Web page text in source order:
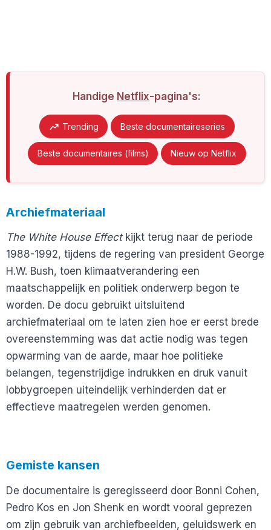
Handige Netflix-pagina's:
Trending Beste documentaireseries
Beste documentaires (films) Nieuw op Netflix
Archiefmateriaal
The White House Effectkijkt terug naar de periode
1988-1992, tijdens de regering van president George
H.W. Bush, toen klimaatverandering een
maatschappelijk en politiek onderwerp begon te
worden. De docu gebruikt uitsluitend
archiefmateriaal om te laten zien hoe er eerst brede
overeenstemming was dat actie nodig was tegen
opwarming van de aarde, maar hoe politieke
belangen, tegenstrijdige indrukken en druk vanuit
lobbygroepen uiteindelijk verhinderden dat er
effectieve maatregelen werden genomen.
Gemiste kansen
De documentaire is geregisseerd door Bonni Cohen,
Pedro Kos en Jon Shenk en wordt vooral geprezen
om zijn gebruik van archiefbeelden, geluidswerk en